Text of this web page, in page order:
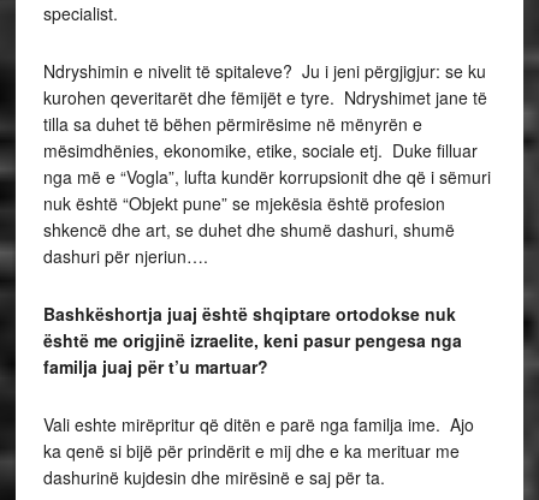
specialist.
Ndryshimin e nivelit të spitaleve? Ju i jeni përgjigjur: se ku
kurohen qeveritarët dhe fëmijët e tyre. Ndryshimet jane të
tilla sa duhet të bëhen përmirësime në mënyrën e
mësimdhënies, ekonomike, etike, sociale etj. Duke filluar
nga më e “Vogla”, lufta kundër korrupsionit dhe që i sëmuri
nuk është “Objekt pune” se mjekësia është profesion
shkencë dhe art, se duhet dhe shumë dashuri, shumë
dashuri për njeriun….
Bashkëshortja juaj është shqiptare ortodokse nuk
është me origjinë izraelite, keni pasur pengesa nga
familja juaj për t’u martuar?
Vali eshte mirëpritur që ditën e parë nga familja ime. Ajo
ka qenë si bijë për prindërit e mij dhe e ka merituar me
dashurinë kujdesin dhe mirësinë e saj për ta.